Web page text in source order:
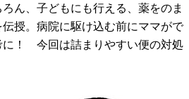
ん、子どもにも行える、薬をのま
授。病院に駆け込む前にママがで
に！ 今回は詰まりやすい便の対処